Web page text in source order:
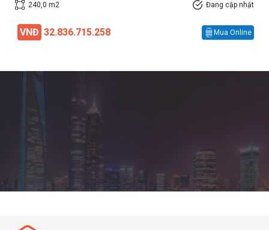
240,0 m2
Đang cập nhật
VNĐ 32.836.715.258 Mua Online